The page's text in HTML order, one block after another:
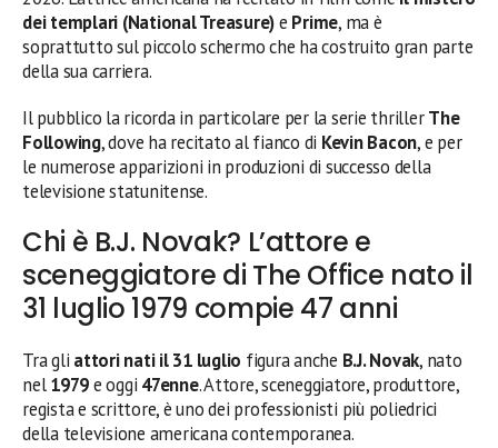
dei templari (National Treasure)e Prime, ma è
soprattutto sul piccolo schermo che ha costruito gran parte
della sua carriera.
Il pubblico la ricorda in particolare per la serie thrillerThe
Following, dove ha recitato al fianco di Kevin Bacon, e per
le numerose apparizioni in produzioni di successo della
televisione statunitense.
Chi è B.J. Novak? L’attore e
sceneggiatore di The Office nato il
31 luglio 1979 compie 47 anni
Tra gli attori nati il 31 luglio figura anche B.J. Novak, nato
nel1979e oggi 47enne. Attore, sceneggiatore, produttore,
regista e scrittore, è uno dei professionisti più poliedrici
della televisione americana contemporanea.